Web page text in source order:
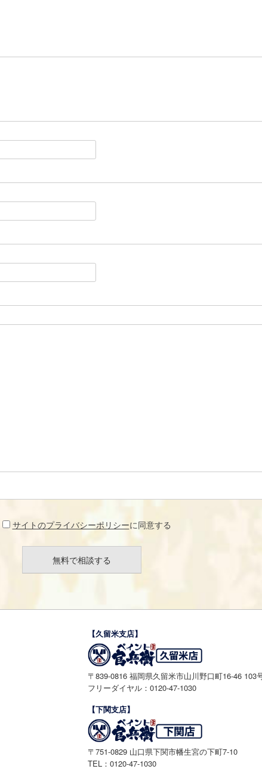
サイトのプライバシーポリシーに同意する
【久留米支店】
〒839-0816 福岡県久留米市山川野口町16-46 103
フリーダイヤル：0120-47-1030
【下関支店】
〒751-0829 山口県下関市幡生宮の下町7-10
TEL：0120-47-1030